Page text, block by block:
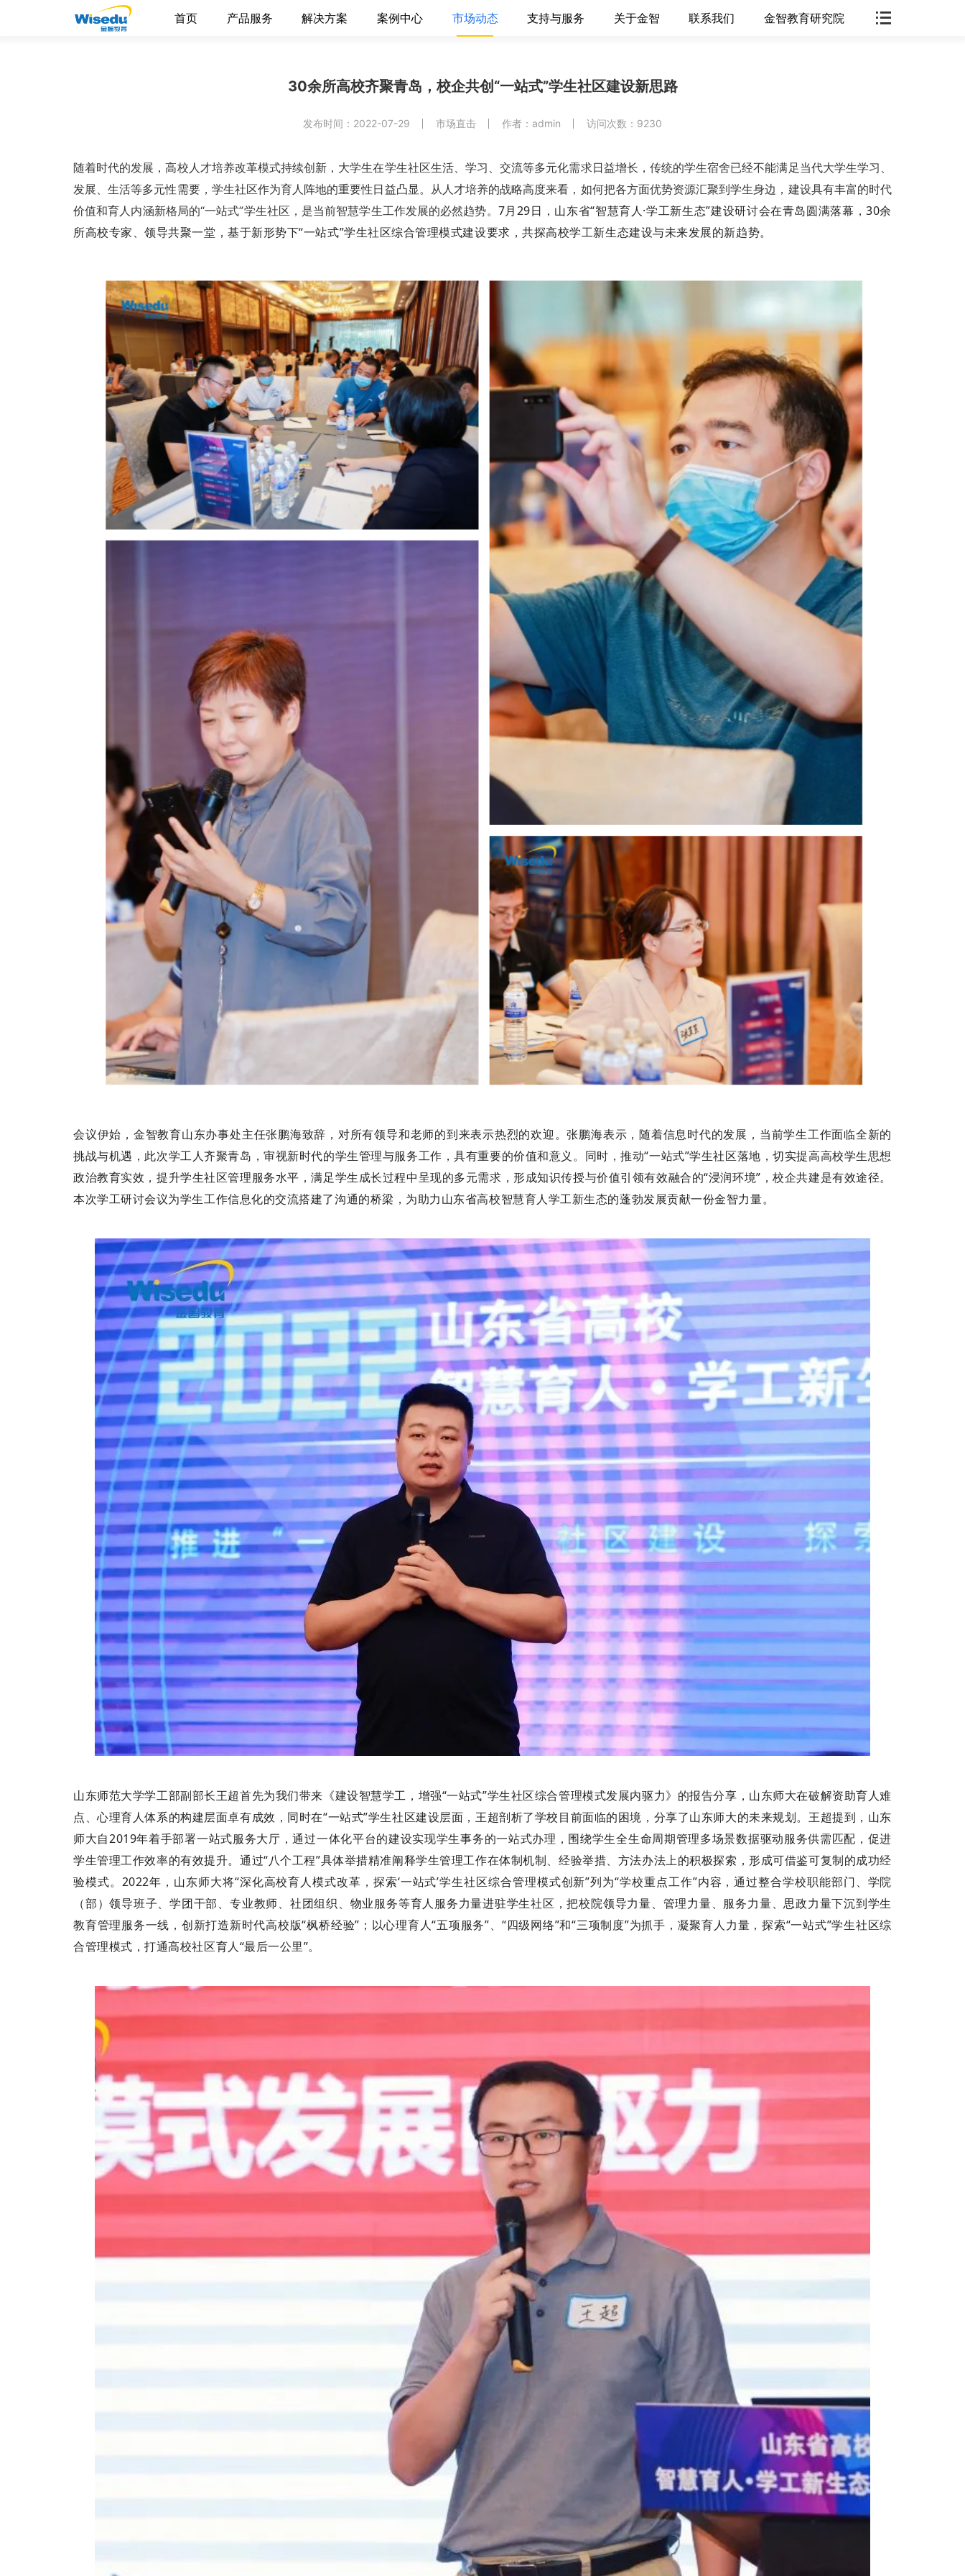
首页 产品服务 解决方案 案例中心 市场动态 支持与服务 关于金智 联系我们 金智教育研究院
30余所高校齐聚青岛，校企共创“一站式”学生社区建设新思路
发布时间：2022-07-29 市场直击 作者：admin 访问次数：9230
随着时代的发展，高校人才培养改革模式持续创新，大学生在学生社区生活、学习、交流等多元化需求日益增长，传统的学生宿舍已经不能满足当代大学生学习、
发展、生活等多元性需要，学生社区作为育人阵地的重要性日益凸显。从人才培养的战略高度来看，如何把各方面优势资源汇聚到学生身边，建设具有丰富的时代
价值和育人内涵新格局的“一站式”学生社区，是当前智慧学生工作发展的必然趋势。 7月29日，山东省“智慧育人·学工新生态”建设研讨会在青岛圆满落幕，30余
所高校专家、领导共聚一堂，基于新形势下“一站式”学生社区综合管理模式建设要求，共探高校学工新生态建设与未来发展的新趋势。
会议伊始，金智教育山东办事处主任张鹏海致辞，对所有领导和老师的到来表示热烈的欢迎。张鹏海表示，随着信息时代的发展，当前学生工作面临全新的
挑战与机遇，此次学工人齐聚青岛，审视新时代的学生管理与服务工作，具有重要的价值和意义。同时，推动“一站式”学生社区落地，切实提高高校学生思想
政治教育实效，提升学生社区管理服务水平，满足学生成长过程中呈现的多元需求，形成知识传授与价值引领有效融合的“浸润环境”，校企共建是有效途径。
本次学工研讨会议为学生工作信息化的交流搭建了沟通的桥梁，为助力山东省高校智慧育人学工新生态的蓬勃发展贡献一份金智力量。
山东师范大学学工部副部长王超首先为我们带来《建设智慧学工，增强“一站式”学生社区综合管理模式发展内驱力》的报告分享，山东师大在破解资助育人难
点、心理育人体系的构建层面卓有成效，同时在“一站式”学生社区建设层面，王超剖析了学校目前面临的困境， 分享了山东师大的未来规划。王超提到，山东
师大自2019年着手部署一站式服务大厅，通过一体化平台的建设实现学生事务的一站式办理，围绕学生全生命周期管理多场景数据驱动服务供需匹配，促进
学生管理工作效率的有效提升。通过“八个工程”具体举措精准阐释学生管理工作在体制机制、经验举措、方法办法上的积极探索，形成可借鉴可复制的成功经
验模式。2022年，山东师大将“深化高校育人模式改革，探索‘一站式’学生社区综合管理模式创新”列为“学校重点工作”内容，通过整合学校职能部门、学院
（部）领导班子、学团干部、专业教师、社团组织、物业服务等育人服务力量进驻学生社区，把校院领导力量、管理力量、服务力量、思政力量下沉到学生
教育管理服务一线，创新打造新时代高校版“枫桥经验”；以心理育人“五项服务”、“四级网络”和“三项制度”为抓手，凝聚育人力量，探索“一站式”学生社区综
合管理模式，打通高校社区育人“最后一公里”。